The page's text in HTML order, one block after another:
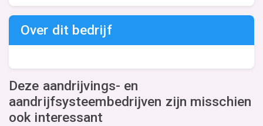
Over dit bedrijf
Deze aandrijvings- en
aandrijfsysteembedrijven zijn misschien
ook interessant